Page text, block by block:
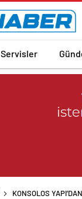
Servisler
KONSOLOS